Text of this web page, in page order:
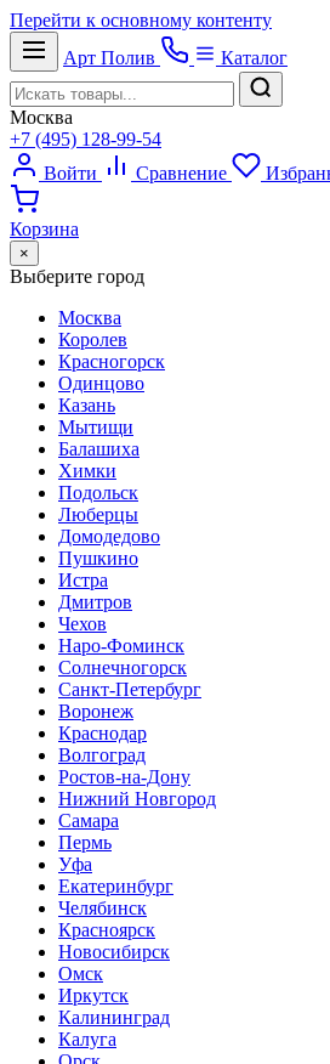
Перейти к основному контенту
Арт Полив Каталог
Москва
+7 (495) 128-99-54
Войти
Сравнение
Корзина
×
Выберите город
Москва
Королев
Красногорск
Одинцово
Казань
Мытищи
Балашиха
Химки
Подольск
Люберцы
Домодедово
Пушкино
Истра
Дмитров
Чехов
Наро-Фоминск
Солнечногорск
Санкт-Петербург
Воронеж
Краснодар
Волгоград
Ростов-на-Дону
Нижний Новгород
Самара
Пермь
Уфа
Екатеринбург
Челябинск
Красноярск
Новосибирск
Омск
Иркутск
Калининград
Калуга